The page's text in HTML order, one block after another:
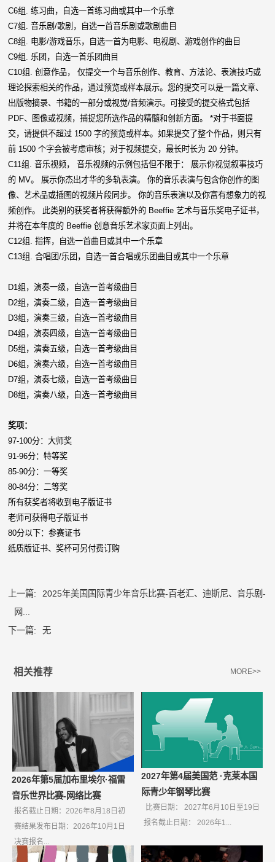
C6组. 练习曲，自选一首练习曲或其中一个乐章
C7组. 音乐剧/歌剧，自选一首音乐剧或歌剧曲目
C8组. 电影/游戏音乐，自选一首为电影、电视剧、游戏创作的曲目
C9组. 乐团，自选一首乐团曲目
C10组. 创意作品， 仅提交一个与音乐创作、教育、方法论、表演技巧或
理论探索相关的作品，通过预览或样本展示。您的提交可以是一篇文章、
出版物摘录、书籍的一部分或视觉/音频演示。可接受的提交格式包括
PDF、图像或视频，捕捉您所选作品的精髓和创新方面。 *对于书面提
交，请提供不超过 1500 字的预览或样本。如果提交了整个作品，则只有
前 1500 个字会被考虑审核；对于视频提交，最长时长为 20 分钟。
C11组. 音乐视频， 音乐视频的示例包括但不限于： 展示你视觉叙事技巧
的 MV。 展示你杰出才华的多轨表演。 你的音乐表演与包含你创作的图
像、艺术品或插图的视频片段同步。 你的音乐表演以及你富有想象力的视
频创作。 此类别的获奖者将获得额外的 Beeffie 艺术与音乐奖电子证书，
并将在本年度的 Beeffie 创意音乐艺术家页面上列出。
C12组. 指挥，自选一首曲目或其中一个乐章
C13组. 合唱团/乐团，自选一首合唱或乐团曲目或其中一个乐章
D1组，演奏一级，自选一首考级曲目
D2组，演奏二级，自选一首考级曲目
D3组，演奏三级，自选一首考级曲目
D4组，演奏四级，自选一首考级曲目
D5组，演奏五级，自选一首考级曲目
D6组，演奏六级，自选一首考级曲目
D7组，演奏七级，自选一首考级曲目
D8组，演奏八级，自选一首考级曲目
奖项：
97-100分：大师奖
91-96分：特等奖
85-90分：一等奖
80-84分：二等奖
所有获奖者将收到电子版证书
老师可获得电子版证书
80分以下：参赛证书
纸质版证书、奖杯可另付费订购
上一篇:
2025年美国国际青少年音乐比赛-百老汇、迪斯尼、音乐剧-
网...
下一篇:
无
相关推荐 MORE>>
2026年第5届加布里埃尔·福雷
音乐世界比赛-网络比赛
报名截止日期：2026年8月18日初
赛结果发布日期：2026年10月1日
决赛报名...
2027年第4届美国范 ·克莱本国
际青少年钢琴比赛
比赛日期： 2027年6月10日至19日
报名截止日期： 2026年1...